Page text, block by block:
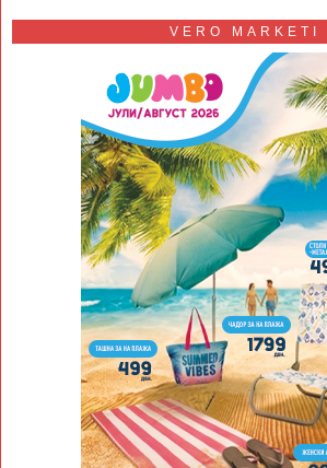
VERO MARKETI